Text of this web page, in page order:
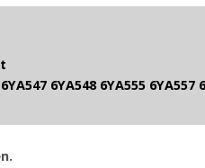
6YA548 6YA555 6YA557